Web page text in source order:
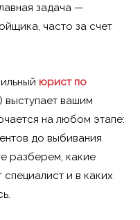
задача —
часто за счет
юрист по
вашим
на любом этапе:
до выбивания
разберем, какие
и в каких